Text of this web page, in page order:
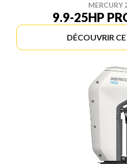
MERCURY
9.9-25HP
DÉCOUVRIR